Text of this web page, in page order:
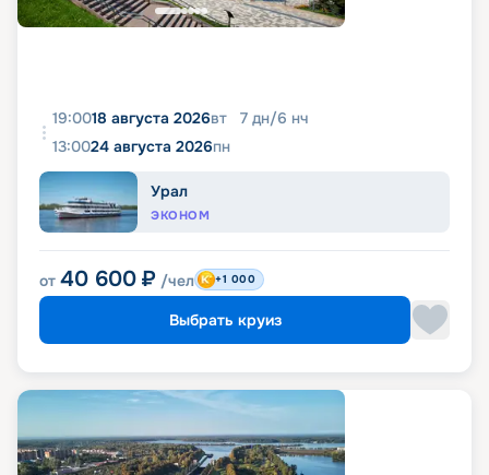
19:0018 августа 2026вт 7 дн/6 нч
13:0024 августа 2026пн
Урал
ЭКОНОМ
от 40 600 ₽ /чел +1 000
Выбрать круиз